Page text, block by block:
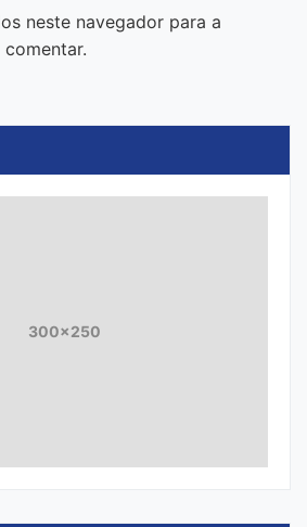
neste navegador para a
300x250